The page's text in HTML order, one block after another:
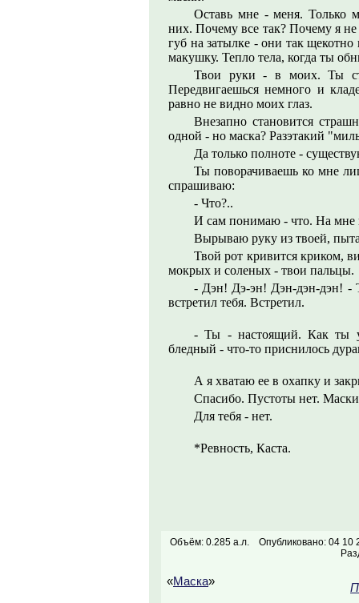
Оставь мне - меня. Только
них. Почему все так? Почему я
губ на затылке - они так
макушку. Тепло тела, когда ты
Твои руки - в моих. Ты
Передвигаешься немного и
равно не видно моих глаз.
Внезапно становится
одной - но маска? Разэтакий
Да только полноте -
Ты поворачиваешь ко мне
спрашиваю:
- Что?..
И сам понимаю - что. На мне
Вырываю руку из твоей,
Твой рот кривится криком,
мокрых и соленых - твои пальцы.
- Дэн! Дэ-эн! Дэн-дэн-дэн! -
встретил тебя. Встретил.
- Ты - настоящий. Как ты
бледный - что-то приснилось
А я хватаю ее в охапку и
Спасибо. Пустоты нет.
Для тебя - нет.
*Ревность, Каста.
Объём: 0.285 а.л.
Опубликовано: 04 10
«Маска»